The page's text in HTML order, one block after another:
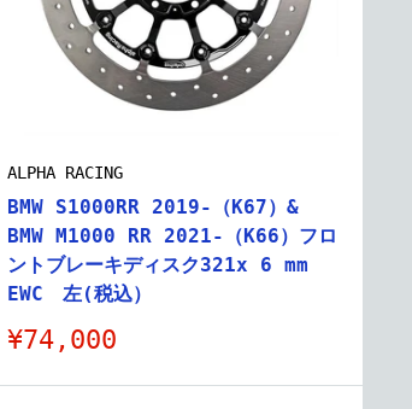
ALPHA RACING
BMW S1000RR 2019-（K67）&
BMW M1000 RR 2021-（K66）フロ
ントブレーキディスク321x 6 mm
EWC 左(税込）
販
価
¥74,000